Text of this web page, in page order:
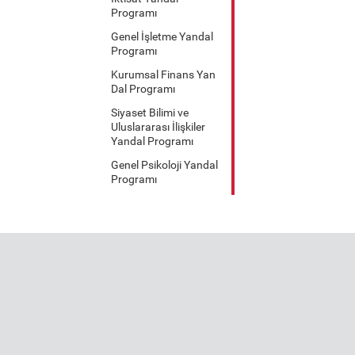
Programı
Genel İşletme Yandal
Programı
Kurumsal Finans Yan
Dal Programı
Siyaset Bilimi ve
Uluslararası İlişkiler
Yandal Programı
Genel Psikoloji Yandal
Programı